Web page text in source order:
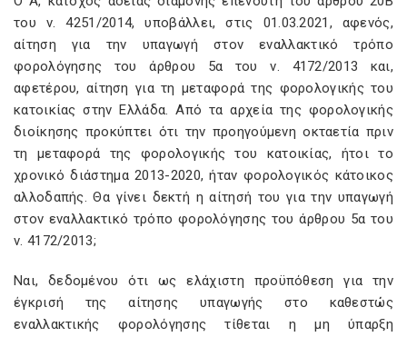
του ν. 4251/2014, υποβάλλει, στις 01.03.2021, αφενός,
αίτηση για την υπαγωγή στον εναλλακτικό τρόπο
φορολόγησης του άρθρου 5α του ν. 4172/2013 και,
αφετέρου, αίτηση για τη μεταφορά της φορολογικής του
κατοικίας στην Ελλάδα. Από τα αρχεία της φορολογικής
διοίκησης προκύπτει ότι την προηγούμενη οκταετία πριν
τη μεταφορά της φορολογικής του κατοικίας, ήτοι το
χρονικό διάστημα 2013-2020, ήταν φορολογικός κάτοικος
αλλοδαπής. Θα γίνει δεκτή η αίτησή του για την υπαγωγή
στον εναλλακτικό τρόπο φορολόγησης του άρθρου 5α του
ν. 4172/2013;
Ναι, δεδομένου ότι ως ελάχιστη προϋπόθεση για την
έγκρισή της αίτησης υπαγωγής στο καθεστώς
εναλλακτικής φορολόγησης τίθεται η μη ύπαρξη